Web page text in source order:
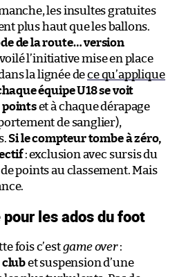
les insultes gratuites
plus haut que les ballons.
de la route… version
l’initiative mise en place
la lignée dece qu’applique
équipe U18 se voit
pointset à chaque dérapage
de sanglier),
Si le compteur tombe à zéro,
: exclusion avec sursis du
points au classement. Mais
les ados du foot
fois c’estgame over:
clubet suspension d’une